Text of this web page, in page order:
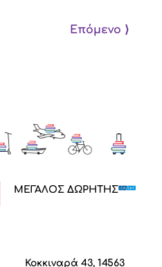
Επόμενο ⟩
Κοκκιναρά 43, 14563
ΜΕΓΑΛΟΣ ΔΩΡΗΤΗΣ